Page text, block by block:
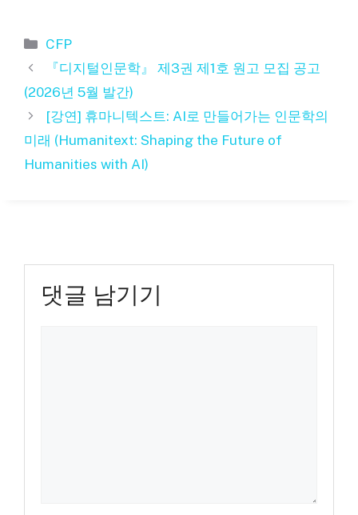
카
테
리
CFP
『디지털인문학』 제3권 제1호 원고 모집 공고
(2026년 5월 발간)
[강연] 휴마니텍스트: AI로 만들어가는 인문학의
미래 (Humanitext: Shaping the Future of
Humanities with AI)
댓글 남기기